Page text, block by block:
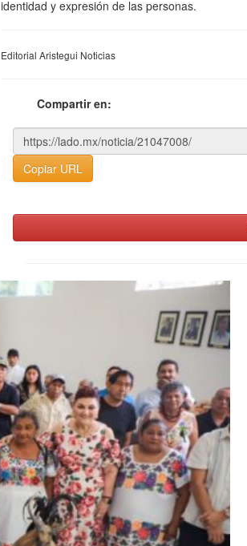
identidad y expresión de las personas.
Editorial Aristegui Noticias
Compartir en:
Copiar URL